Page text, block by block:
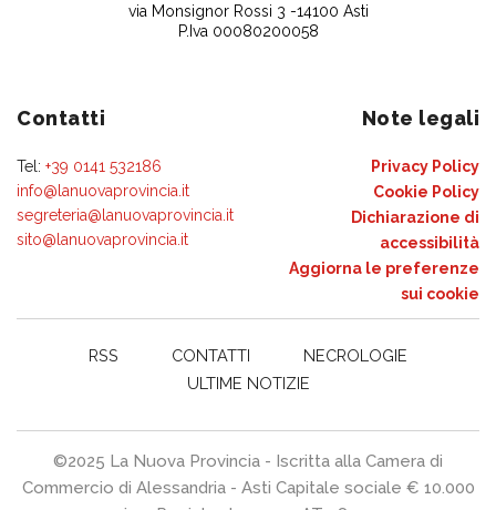
via Monsignor Rossi 3 -14100 Asti
P.Iva 00080200058
Contatti
Tel: +39 0141 532186
info@lanuovaprovincia.it
segreteria@lanuovaprovincia.it
sito@lanuovaprovincia.it
Note legali
Privacy Policy
Cookie Policy
Dichiarazione di
accessibilità
Aggiorna le preferenze
sui cookie
RSS CONTATTI
NECROLOGIE
ULTIME NOTIZIE
©2025 La Nuova Provincia - Iscritta alla Camera di
Commercio di Alessandria - Asti Capitale sociale € 10.000